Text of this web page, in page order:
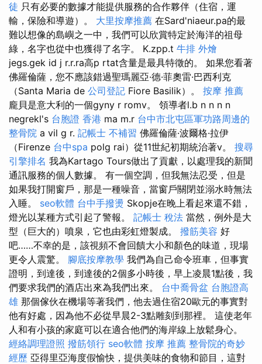
徒 只有必要的數據才能提供服務的合作夥伴（住宿，運
輸，保險和導遊）。 大里按摩推薦 在Sard'niaeur.pa的最
難以想像的島嶼之一中，我們可以欣賞特定於海洋的祖母
綠，名字也從中也獲得了名字。 K.zpp.t 牛排 外燴
jegs.gek id j r.r.ra高p rtat含量是最具特徵的。 如果您看著
佛羅倫薩，您不應該錯過聖瑪麗亞·德·菲奧雷·巴西利克
（Santa Maria de 公司登記 Fiore Basilik）。 按摩 推薦
龐貝是意大利的一個gyny r romv。 領導者l.b n n n n
negrekl's 台胞證 香港 ma m.r 台中市北屯區軍功路周邊的
整骨院 a vil g r. 記帳士 不補習 佛羅倫薩·波爾格·拉伊
（Firenze 台中spa polg rai）從11世紀初期統治著v。 搜尋
引擎排名 我為Kartago Tours做出了貢獻，以處理我的新聞
通訊服務的個人數據。 有一個空調，但我無法忍受，但是
如果我打開窗戶，那是一種噪音，當窗戶關閉並溺水時無法
入睡。 seo軟體 台中手撥燙 Skopje在晚上看起來還不錯，
燈光以某種方式引起了警報。 記帳士 稅法 當然，例外是大
型（巨大的）噴泉，它也由彩虹燈製成。 撥筋美容 好
吧……不幸的是，該視頻不會回饋大小和顏色的味道，現場
更令人震驚。 腳底按摩教學 我們為自己命令班車，但事實
證明，到達後，到達後的2個多小時後，早上凌晨1點後，我
們要求我們的酒店出來為我們出來。 台中喬骨盆 台胞證高
雄 那個傢伙在機場等著我們，他去過住宿20歐元的事實對
他有好處，因為他不必從早晨2-3點雕刻到那裡。 這使老年
人和有小孩的家庭可以在適合他們的海岸線上放鬆身心。
經絡調理證照 撥筋領行 seo軟體 按摩 推薦 整骨院的奇妙
經歷 亞得里亞海度假愉快，提供美味的食物和節目，這對